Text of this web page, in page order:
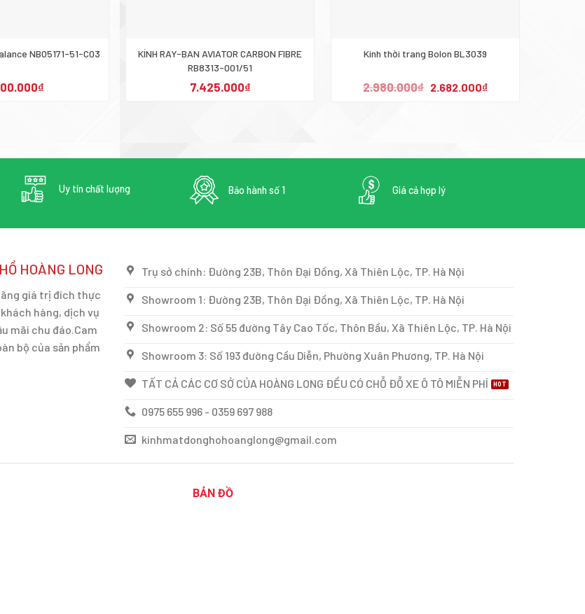
NB05171-51-C03
₫
KÍNH RAY-BAN AVIATOR CARBON FIBRE
RB8313-001/51
7.425.000₫
Kính thời trang Bolon BL3039
2.980.000₫ Giá
gốc
2.682.000₫Giá
hiện
Uy tín chất lượng Bảo hành số 1 Giá cả hợp lý
HOÀNG LONG
giá trị đích thực
hàng, dịch vụ
mãi chu đáo.Cam
bộ của sản phẩm
Trụ sở chính: Đường 23B, Thôn Đại Đồng, Xã Thiên Lộc, TP. Hà Nội
Showroom 1: Đường 23B, Thôn Đại Đồng, Xã Thiên Lộc, TP. Hà Nội
Showroom 2: Số 55 đường Tây Cao Tốc, Thôn Bầu, Xã Thiên Lộc, TP. Hà Nội
Showroom 3: Số 193 đường Cầu Diễn, Phường Xuân Phương, TP. Hà Nội
TẤT CẢ CÁC CƠ SỞ CỦA HOÀNG LONG ĐỀU CÓ CHỖ ĐỖ XE Ô TÔ MIỄN PHÍ
0975 655 996 - 0359 697 988
kinhmatdonghohoanglong@gmail.com
BẢN ĐỒ